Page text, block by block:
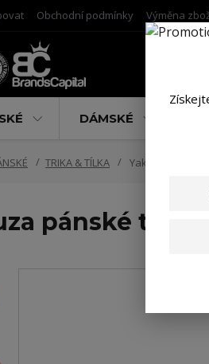
Obchodní podmínky Výměna
DÁMSKÉ
TRIKA & TÍLKA Yakuza pánské
pánské